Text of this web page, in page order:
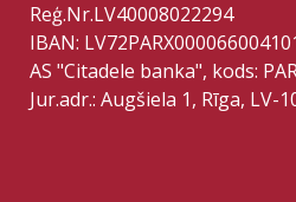
Reģ.Nr.LV40008022294
IBAN:
AS "Citadele banka", kods:
Jur.adr.: Augšiela 1, Rīga, LV-